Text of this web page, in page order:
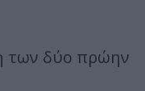
των δύο πρώην